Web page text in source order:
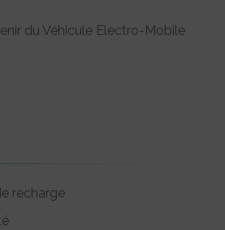
du Véhicule Electro-Mobile
recharge